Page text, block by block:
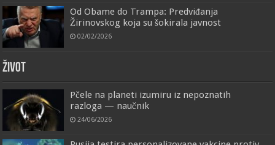
Od Obame do Trampa: Predviđanja
Žirinovskog koja su šokirala javnost
02/02/2026
ŽIVOT
Pčele na planeti izumiru iz nepoznatih
razloga — naučnik
24/06/2026